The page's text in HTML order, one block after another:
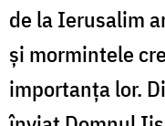
de la Ierusalim
și mormintele
importanța lor.